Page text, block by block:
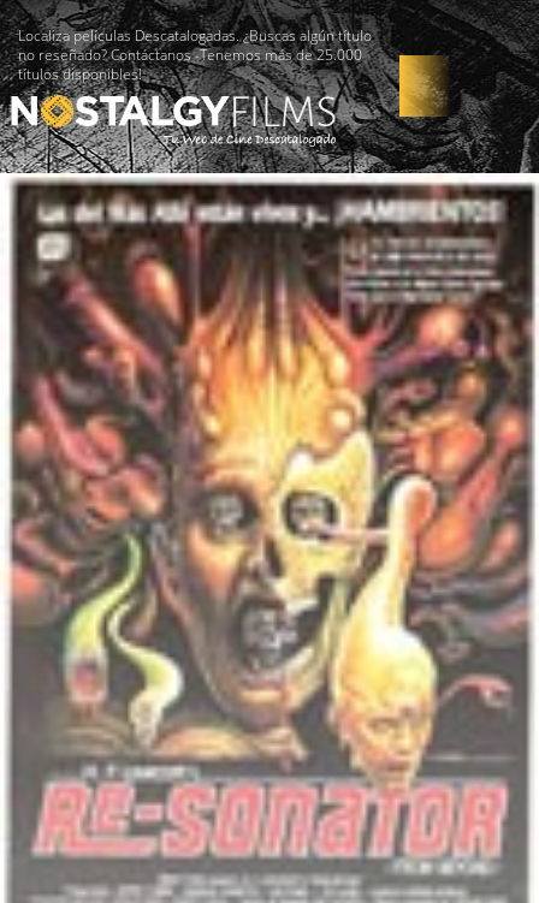
Localiza películas Descatalogadas. ¿Buscas algún título
no reseñado? Contáctanos -Tenemos más de 25.000
títulos disponibles!